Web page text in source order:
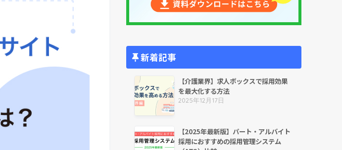
新着記事
【介護業界】求人ボックスで採用効果
を最大化する方法
2025年12月17日
【2025年最新版】パート・アルバイト
採用におすすめの採用管理システム